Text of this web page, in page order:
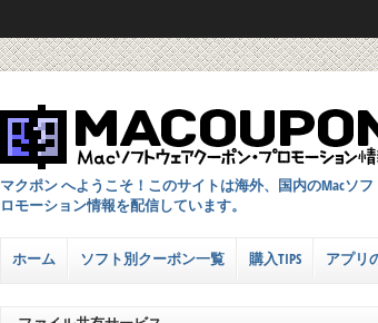
マクポン へようこそ！このサイトは海外、国内のMacソ
ロモーション情報を配信しています。
ホーム ソフト別クーポン一覧 購入TIPS アプリ